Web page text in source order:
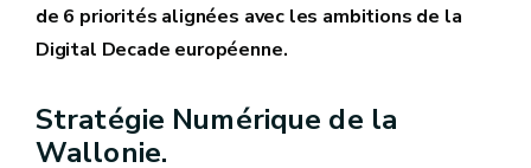
de 6 priorités alignées avec les ambitions de la
Digital Decade européenne.
Stratégie Numérique de la
Wallonie.